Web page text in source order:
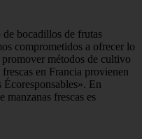
de bocadillos de frutas
comprometidos a ofrecer lo
métodos de cultivo
en Francia provienen
En
manzanas frescas es